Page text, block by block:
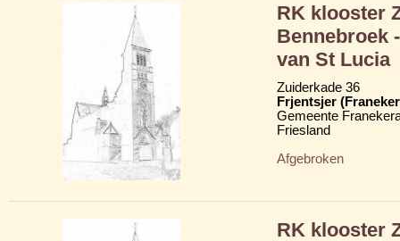
RK klooster
Bennebroek
van St Lucia
Zuiderkade 36
Frjentsjer
Gemeente
Friesland
Afgebroken
RK klooster